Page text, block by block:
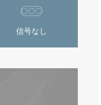
信号なし